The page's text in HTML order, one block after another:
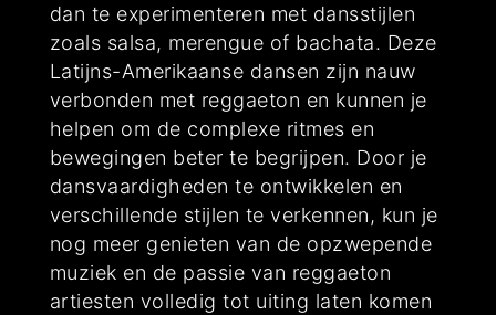
dan te experimenteren met dansstijlen
zoals salsa, merengue of bachata. Deze
Latijns-Amerikaanse dansen zijn nauw
verbonden met reggaeton en kunnen je
helpen om de complexe ritmes en
bewegingen beter te begrijpen. Door je
dansvaardigheden te ontwikkelen en
verschillende stijlen te verkennen, kun je
nog meer genieten van de opzwepende
muziek en de passie van reggaeton
artiesten volledig tot uiting laten komen